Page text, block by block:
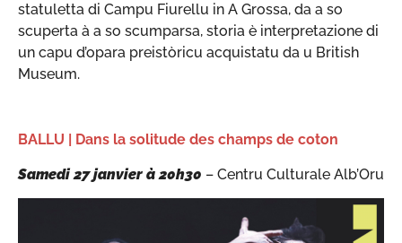
statuletta di Campu Fiurellu in A Grossa, da a so
scuperta à a so scumparsa, storia è interpretazione di
un capu d’opara preistòricu acquistatu da u British
Museum.
BALLU Dans la solitude des champs de coton
Samedi 27 janvier à 20h30 – Centru Culturale Alb’Oru